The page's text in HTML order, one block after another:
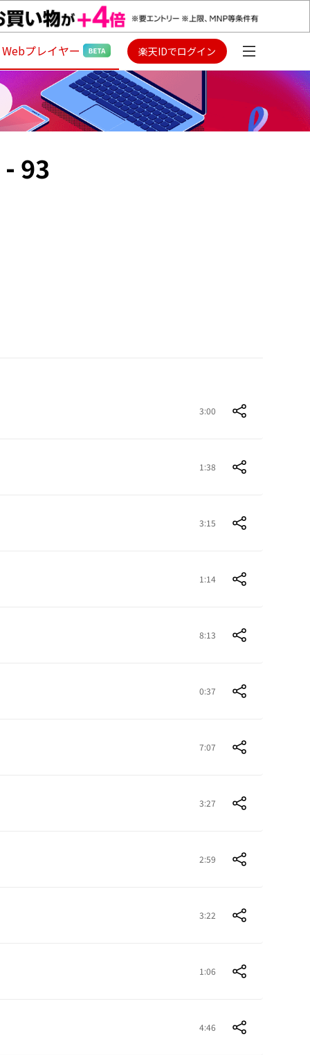
Webプレイヤー 楽天IDでログイン
93
3:00
1:38
3:15
1:14
8:13
0:37
7:07
3:27
2:59
3:22
1:06
4:46